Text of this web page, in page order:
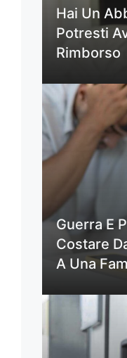
Hai Un
Potresti
Rimborso
Guerra E
Costare
A Una